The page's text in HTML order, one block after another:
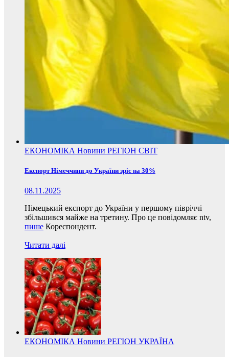
ЕКОНОМІКА Новини РЕГІОН СВІТ
Експорт Німеччини до України зріс на 30%
08.11.2025
Німецький експорт до України у першому півріччі
збільшився майже на третину. Про це повідомляє ntv,
пише Кореспондент.
Читати далі
ЕКОНОМІКА Новини РЕГІОН УКРАЇНА